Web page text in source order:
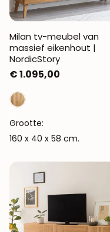
Milan tv-meubel van
massief eikenhout |
NordicStory
Normale
prijs
€ 1.095,00
Grootte:
160 x 40 x 58 cm.